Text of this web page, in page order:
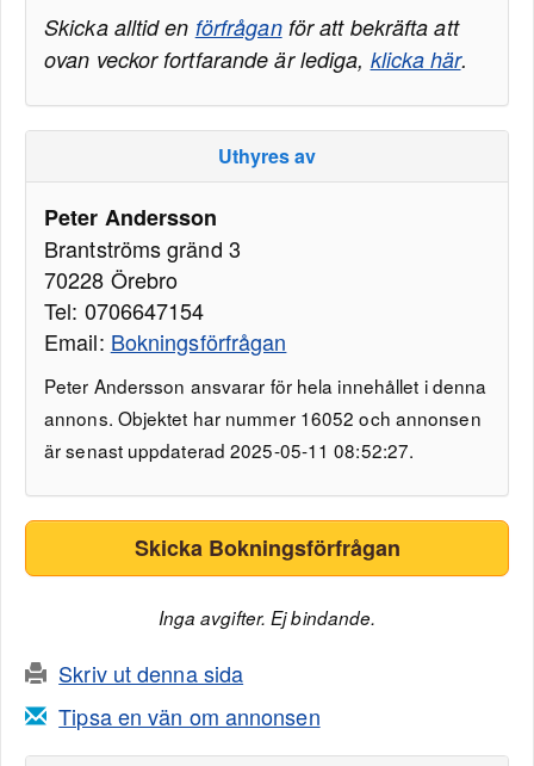
Skicka alltid en förfråganför att bekräfta att
ovan veckor fortfarande är lediga, klicka här.
Uthyres av
Peter Andersson
Brantströms gränd 3
70228 Örebro
Tel: 0706647154
Email: Bokningsförfrågan
Peter Andersson ansvarar för hela innehållet i denna
annons. Objektet har nummer 16052 och annonsen
är senast uppdaterad 2025-05-11 08:52:27.
Skicka Bokningsförfrågan
Inga avgifter. Ej bindande.
Skriv ut denna sida
Tipsa en vän om annonsen